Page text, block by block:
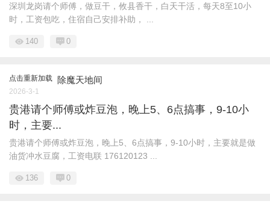
深圳龙岗请个师傅，做豆干，攸县香干，白天干活，每天8至10小
时，工资包吃，住宿自己安排补助， ...
140 0
点击重新加载 除魔天地间
2026-3-1
贵港请个师傅或炸豆泡，晚上5、6点搞事，9-10小
时，主要...
贵港请个师傅或炸豆泡，晚上5、6点搞事，9-10小时，主要就是做
油货冲水豆腐，工资电联 176120123 ...
136 0